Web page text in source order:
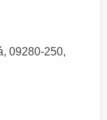
09280-250,